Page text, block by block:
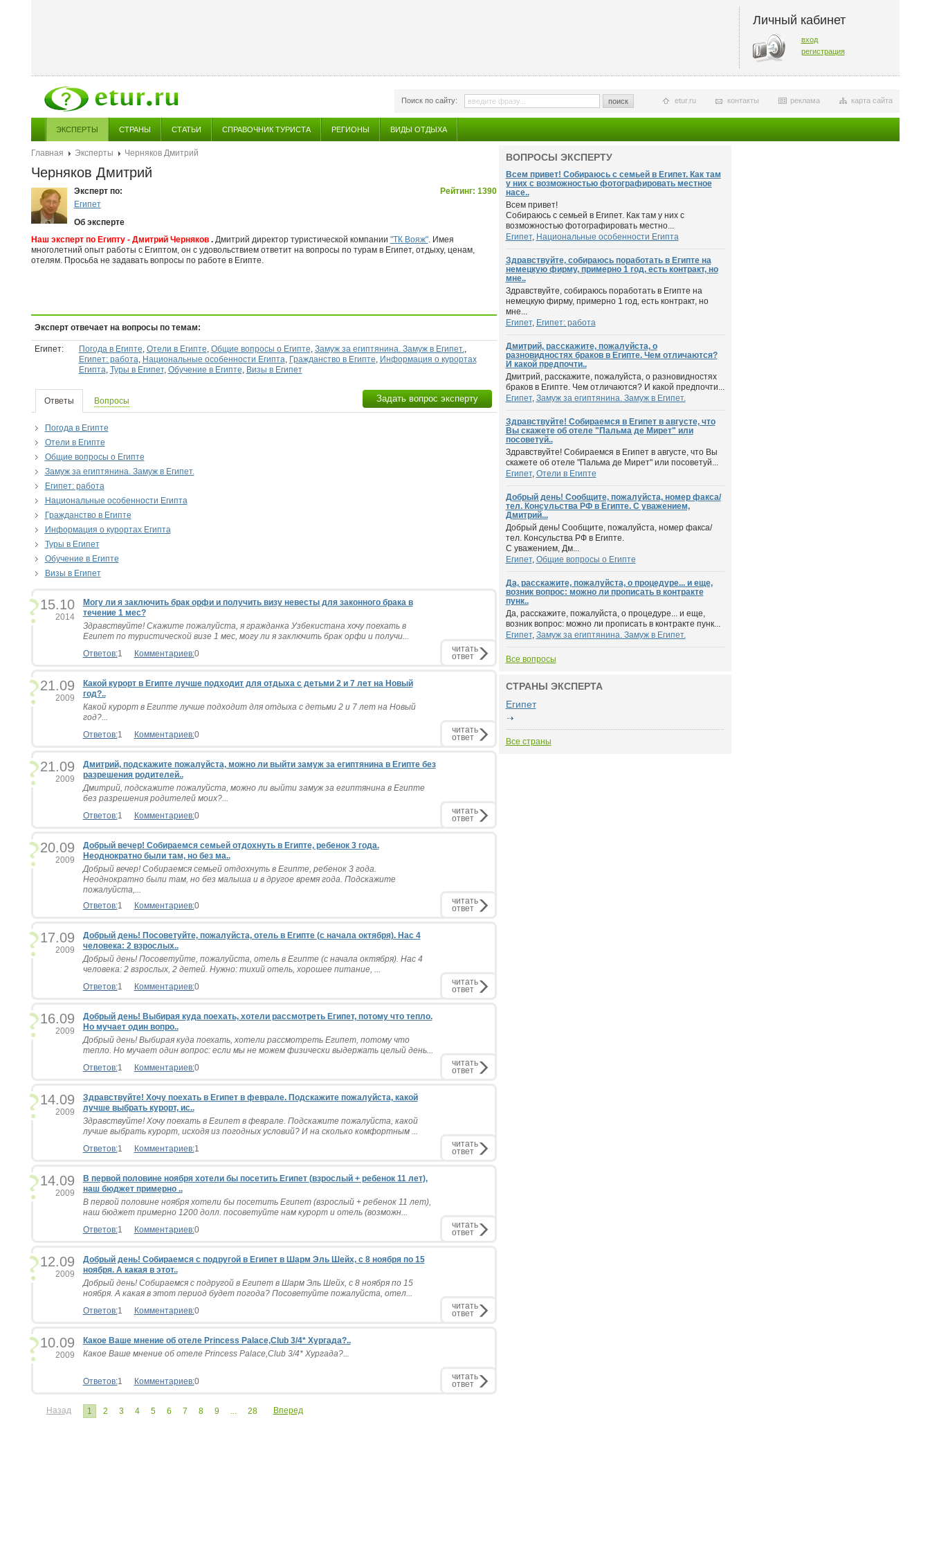
Личный кабинет
вход
регистрация
Поиск по сайту: поиск карта сайта
реклама
контакты
etur.ru
ЭКСПЕРТЫ СТРАНЫ СТАТЬИ СПРАВОЧНИК ТУРИСТА РЕГИОНЫ ВИДЫ ОТДЫХА
Главная Эксперты Черняков Дмитрий
Черняков Дмитрий
Рейтинг: 1390
Эксперт по:
Египет
Об эксперте
Наш эксперт по Египту - Дмитрий Черняков . Дмитрий директор туристической компании "ТК Вояж". Имея
многолетний опыт работы с Египтом, он с удовольствием ответит на вопросы по турам в Египет, отдыху, ценам,
отелям. Просьба не задавать вопросы по работе в Египте.
Эксперт отвечает на вопросы по темам:
Египет: Погода в Египте, Отели в Египте, Общие вопросы о Египте, Замуж за египтянина. Замуж в Египет.,
Египет: работа, Национальные особенности Египта, Гражданство в Египте, Информация о курортах
Египта, Туры в Египет, Обучение в Египте, Визы в Египет
Ответы Вопросы Задать вопрос эксперту
Погода в Египте
Отели в Египте
Общие вопросы о Египте
Замуж за египтянина. Замуж в Египет.
Египет: работа
Национальные особенности Египта
Гражданство в Египте
Информация о курортах Египта
Туры в Египет
Обучение в Египте
Визы в Египет
15.10
2014
Могу ли я заключить брак орфи и получить визу невесты для законного брака в
течение 1 мес?
Здравствуйте! Скажите пожалуйста, я гражданка Узбекистана хочу поехать в
Египет по туристической визе 1 мес, могу ли я заключить брак орфи и получи...
Ответов:1 Комментариев:0 читать
ответ
21.09
2009
Какой курорт в Египте лучше подходит для отдыха с детьми 2 и 7 лет на Новый
год?..
Какой курорт в Египте лучше подходит для отдыха с детьми 2 и 7 лет на Новый
год?...
Ответов:1 Комментариев:0 читать
ответ
21.09
2009
Дмитрий, подскажите пожалуйста, можно ли выйти замуж за египтянина в Египте без
разрешения родителей..
Дмитрий, подскажите пожалуйста, можно ли выйти замуж за египтянина в Египте
без разрешения родителей моих?...
Ответов:1 Комментариев:0 читать
ответ
20.09
2009
Добрый вечер! Собираемся семьей отдохнуть в Египте, ребенок 3 года.
Неоднократно были там, но без ма..
Добрый вечер! Собираемся семьей отдохнуть в Египте, ребенок 3 года.
Неоднократно были там, но без малыша и в другое время года. Подскажите
пожалуйста,...
Ответов:1 Комментариев:0 читать
ответ
17.09
2009
Добрый день! Посоветуйте, пожалуйста, отель в Египте (с начала октября). Нас 4
человека: 2 взрослых..
Добрый день! Посоветуйте, пожалуйста, отель в Египте (с начала октября). Нас 4
человека: 2 взрослых, 2 детей. Нужно: тихий отель, хорошее питание, ...
Ответов:1 Комментариев:0 читать
ответ
16.09
2009
Добрый день! Выбирая куда поехать, хотели рассмотреть Египет, потому что тепло.
Но мучает один вопро..
Добрый день! Выбирая куда поехать, хотели рассмотреть Египет, потому что
тепло. Но мучает один вопрос: если мы не можем физически выдержать целый день...
Ответов:1 Комментариев:0 читать
ответ
14.09
2009
Здравствуйте! Хочу поехать в Египет в феврале. Подскажите пожалуйста, какой
лучше выбрать курорт, ис..
Здравствуйте! Хочу поехать в Египет в феврале. Подскажите пожалуйста, какой
лучше выбрать курорт, исходя из погодных условий? И на сколько комфортным ...
Ответов:1 Комментариев:1 читать
ответ
14.09
2009
В первой половине ноября хотели бы посетить Египет (взрослый + ребенок 11 лет),
наш бюджет примерно ..
В первой половине ноября хотели бы посетить Египет (взрослый + ребенок 11 лет),
наш бюджет примерно 1200 долл. посоветуйте нам курорт и отель (возможн...
Ответов:1 Комментариев:0 читать
ответ
12.09
2009
Добрый день! Собираемся с подругой в Египет в Шарм Эль Шейх, с 8 ноября по 15
ноября. А какая в этот..
Добрый день! Собираемся с подругой в Египет в Шарм Эль Шейх, с 8 ноября по 15
ноября. А какая в этот период будет погода? Посоветуйте пожалуйста, отел...
Ответов:1 Комментариев:0 читать
ответ
10.09
2009
Какое Ваше мнение об отеле Princess Palace,Club 3/4* Хургада?..
Какое Ваше мнение об отеле Princess Palace,Club 3/4* Хургада?...
Ответов:1 Комментариев:0 читать
ответ
Назад 1 2 3 4 5 6 7 8 9 ... 28 Вперед
ВОПРОСЫ ЭКСПЕРТУ
Всем привет! Собираюсь с семьей в Египет. Как там
у них с возможностью фотографировать местное
насе..
Всем привет!
Собираюсь с семьей в Египет. Как там у них с
возможностью фотографировать местно...
Египет, Национальные особенности Египта
Здравствуйте, собираюсь поработать в Египте на
немецкую фирму, примерно 1 год, есть контракт, но
мне..
Здравствуйте, собираюсь поработать в Египте на
немецкую фирму, примерно 1 год, есть контракт, но
мне...
Египет, Египет: работа
Дмитрий, расскажите, пожалуйста, о
разновидностях браков в Египте. Чем отличаются?
И какой предпочти..
Дмитрий, расскажите, пожалуйста, о разновидностях
браков в Египте. Чем отличаются? И какой предпочти...
Египет, Замуж за египтянина. Замуж в Египет.
Здравствуйте! Собираемся в Египет в августе, что
Вы скажете об отеле "Пальма де Мирет" или
посоветуй..
Здравствуйте! Собираемся в Египет в августе, что Вы
скажете об отеле "Пальма де Мирет" или посоветуй...
Египет, Отели в Египте
Добрый день! Сообщите, пожалуйста, номер факса/
тел. Консульства РФ в Египте. С уважением,
Дмитрий...
Добрый день! Сообщите, пожалуйста, номер факса/
тел. Консульства РФ в Египте.
С уважением, Дм...
Египет, Общие вопросы о Египте
Да, расскажите, пожалуйста, о процедуре... и еще,
возник вопрос: можно ли прописать в контракте
пунк..
Да, расскажите, пожалуйста, о процедуре... и еще,
возник вопрос: можно ли прописать в контракте пунк...
Египет, Замуж за египтянина. Замуж в Египет.
Все вопросы
СТРАНЫ ЭКСПЕРТА
Египет
Все страны